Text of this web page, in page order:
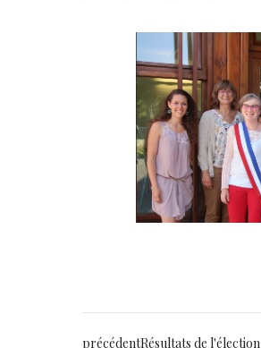
précédentRésultats de